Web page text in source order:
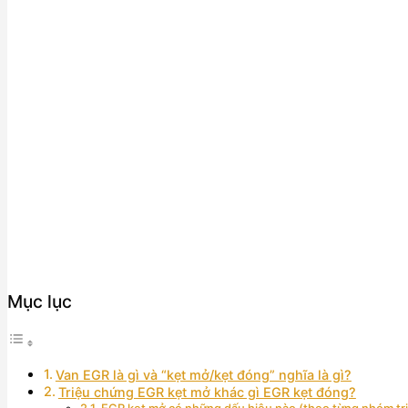
Mục lục
Van EGR là gì và “kẹt mở/kẹt đóng” nghĩa là gì?
Triệu chứng EGR kẹt mở khác gì EGR kẹt đóng?